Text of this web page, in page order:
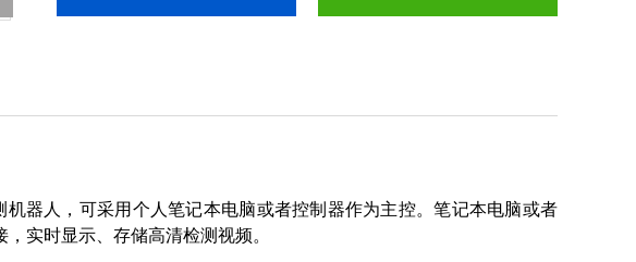
器人，可采用个人笔记本电脑或者控制器作为主控。笔记本电脑或者
实时显示、存储高清检测视频。